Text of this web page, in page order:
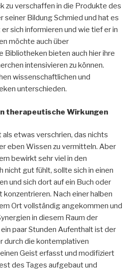
zu verschaffen in die Produkte des
seiner Bildung Schmied und hat es
sich informieren und wie tief er in
möchte auch über
Bibliotheken bieten auch hier ihre
intensivieren zu können.
wissenschaftlichen und
unterschieden.
therapeutische Wirkungen
etwas verschrien, das nichts
eben Wissen zu vermitteln. Aber
bewirkt sehr viel in den
nicht gut fühlt, sollte sich in einen
und sich dort auf ein Buch oder
Nach einer halben
Ort vollständig angekommen und
in diesem Raum der
paar Stunden Aufenthalt ist der
durch die kontemplativen
Geist erfasst und modifiziert
des Tages aufgebaut und